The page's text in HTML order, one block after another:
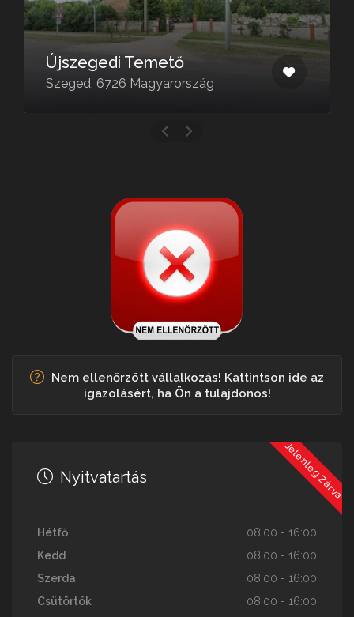
Újszegedi Temető
Szeged, 6726 Magyarország
Nem ellenőrzött vállalkozás! Kattintson ide az
igazolásért, ha Ön a tulajdonos!
Jelenleg Zárva
Nyitvatartás
Hétfő
08:00 - 16:00
Kedd
08:00 - 16:00
Szerda
08:00 - 16:00
Csütörtök
08:00 - 16:00